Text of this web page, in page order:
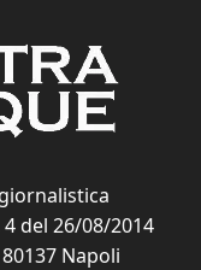
del 26/08/2014
Napoli